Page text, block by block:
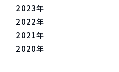
2023年
2022年
2021年
2020年